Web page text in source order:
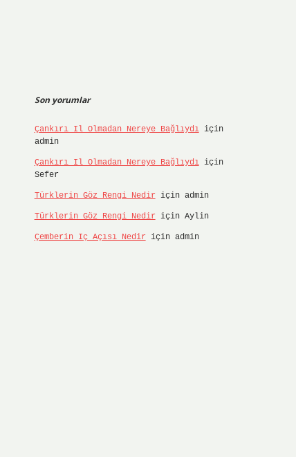
Son yorumlar
Çankırı Il Olmadan Nereye Bağlıydıiçin
admin
Çankırı Il Olmadan Nereye Bağlıydıiçin
Sefer
Türklerin Göz Rengi Nedir için admin
Türklerin Göz Rengi Nedir için Aylin
Çemberin Iç Açısı Nedir için admin